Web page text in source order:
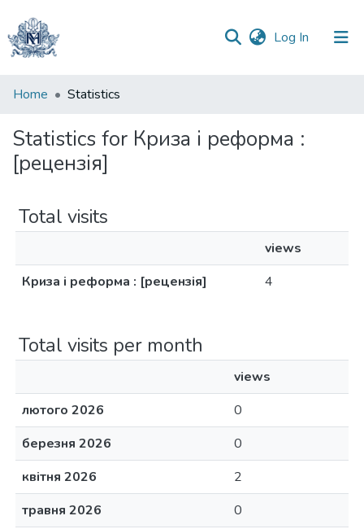
Log In (current)
Communities
Collections
All of DSpace
Home Statistics
Statistics for Криза і реформа :
[рецензія]
Total visits
views
Криза і реформа : [рецензія]
4
Total visits per month
views
лютого 2026
0
березня 2026
0
квітня 2026
2
травня 2026
0